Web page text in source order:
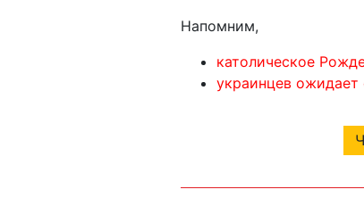
Напомним,
католическое
украинцев ожидает